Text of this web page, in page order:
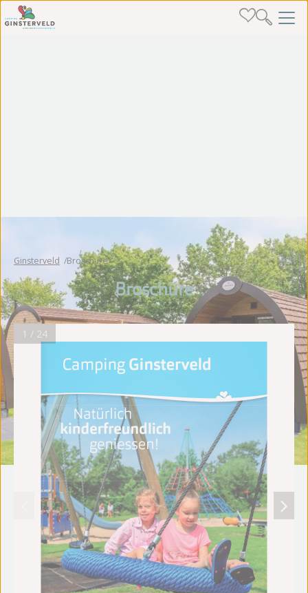
Ginsterveld Broschüre
Broschüre
Camping Ginsterveld
    Natürlich
kinderfreundlich
         geniessen!
1 / 24